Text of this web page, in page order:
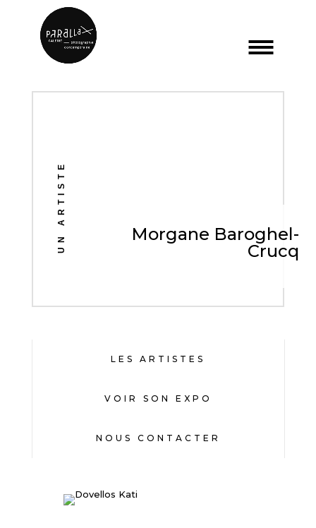
UN ARTISTE
Morgane Baroghel-
Crucq
LES ARTISTES
VOIR SON EXPO
NOUS CONTACTER